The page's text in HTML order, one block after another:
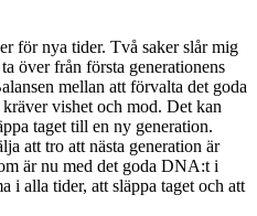
för nya tider. Två saker slår mig
över från första generationens
mellan att förvalta det goda
vishet och mod. Det kan
taget till en ny generation.
att tro att nästa generation är
är nu med det goda DNA:t i
i alla tider, att släppa taget och att